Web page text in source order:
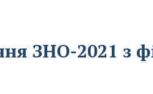
ЗНО-2021 з